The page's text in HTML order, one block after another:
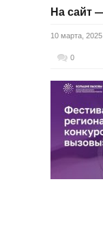
На сайт
10 марта, 2025
0